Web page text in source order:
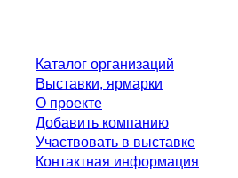
Каталог организаций
Выставки, ярмарки
О проекте
Добавить компанию
Участвовать в выставке
Контактная информация